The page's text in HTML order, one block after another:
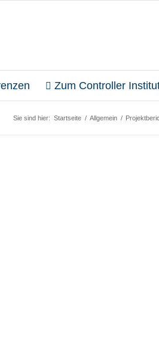
Zum Controller
Sie sind hier: Startseite / Allgemein /